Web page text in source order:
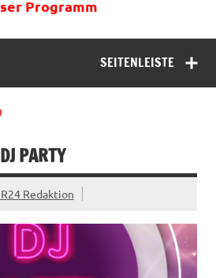
Programm
SEITENLEISTE
PARTY
Redaktion